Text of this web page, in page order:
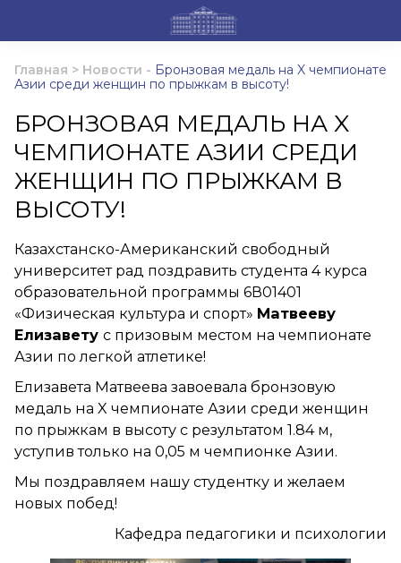
Главная > Новости - Бронзовая медаль на X чемпионате
Азии среди женщин по прыжкам в высоту!
БРОНЗОВАЯ МЕДАЛЬ НА X
ЧЕМПИОНАТЕ АЗИИ СРЕДИ
ЖЕНЩИН ПО ПРЫЖКАМ В
ВЫСОТУ!
Казахстанско-Американский свободный
университет рад поздравить студента 4 курса
образовательной программы 6В01401
«Физическая культура и спорт» Матвееву
Елизавету с призовым местом на чемпионате
Азии по легкой атлетике!
Елизавета Матвеева завоевала бронзовую
медаль на X чемпионате Азии среди женщин
по прыжкам в высоту с результатом 1.84 м,
уступив только на 0,05 м чемпионке Азии.
Мы поздравляем нашу студентку и желаем
новых побед!
Кафедра педагогики и психологии